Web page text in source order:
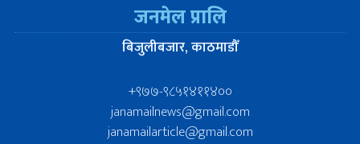
जनमेल प्रालि
बिजुलीबजार, काठमाडौँ
+९७७-९८५१४११४००
janamailnews@gmail.com
janamailarticle@gmail.com